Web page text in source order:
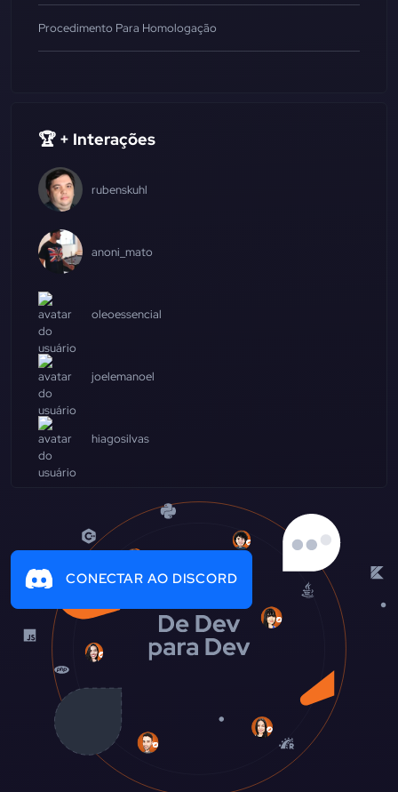
Procedimento Para Homologação
🏆 + Interações
rubenskuhl
anoni_mato
oleoessencial
joelemanoel
hiagosilvas
CONECTAR AO DISCORD